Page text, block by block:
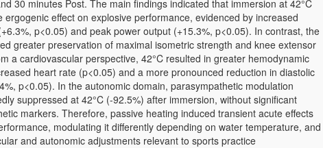
30 minutes Post. The main findings indicated that immersion at 42°C
ergogenic effect on explosive performance, evidenced by increased
p<0.05) and peak power output (+15.3%, p<0.05). In contrast, the
greater preservation of maximal isometric strength and knee extensor
a cardiovascular perspective, 42°C resulted in greater hemodynamic
heart rate (p<0.05) and a more pronounced reduction in diastolic
p<0.05). In the autonomic domain, parasympathetic modulation
suppressed at 42°C (-92.5%) after immersion, without significant
markers. Therefore, passive heating induced transient acute effects
modulating it differently depending on water temperature, and
and autonomic adjustments relevant to sports practice